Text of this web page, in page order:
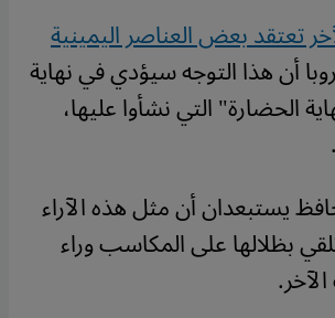
تعتقد بعض العناصر اليمينية
أن هذا التوجه سيؤدي في نهاية
الحضارة" التي نشأوا عليها،
يستبعدان أن مثل هذه الآراء
بظلالها على المكاسب وراء